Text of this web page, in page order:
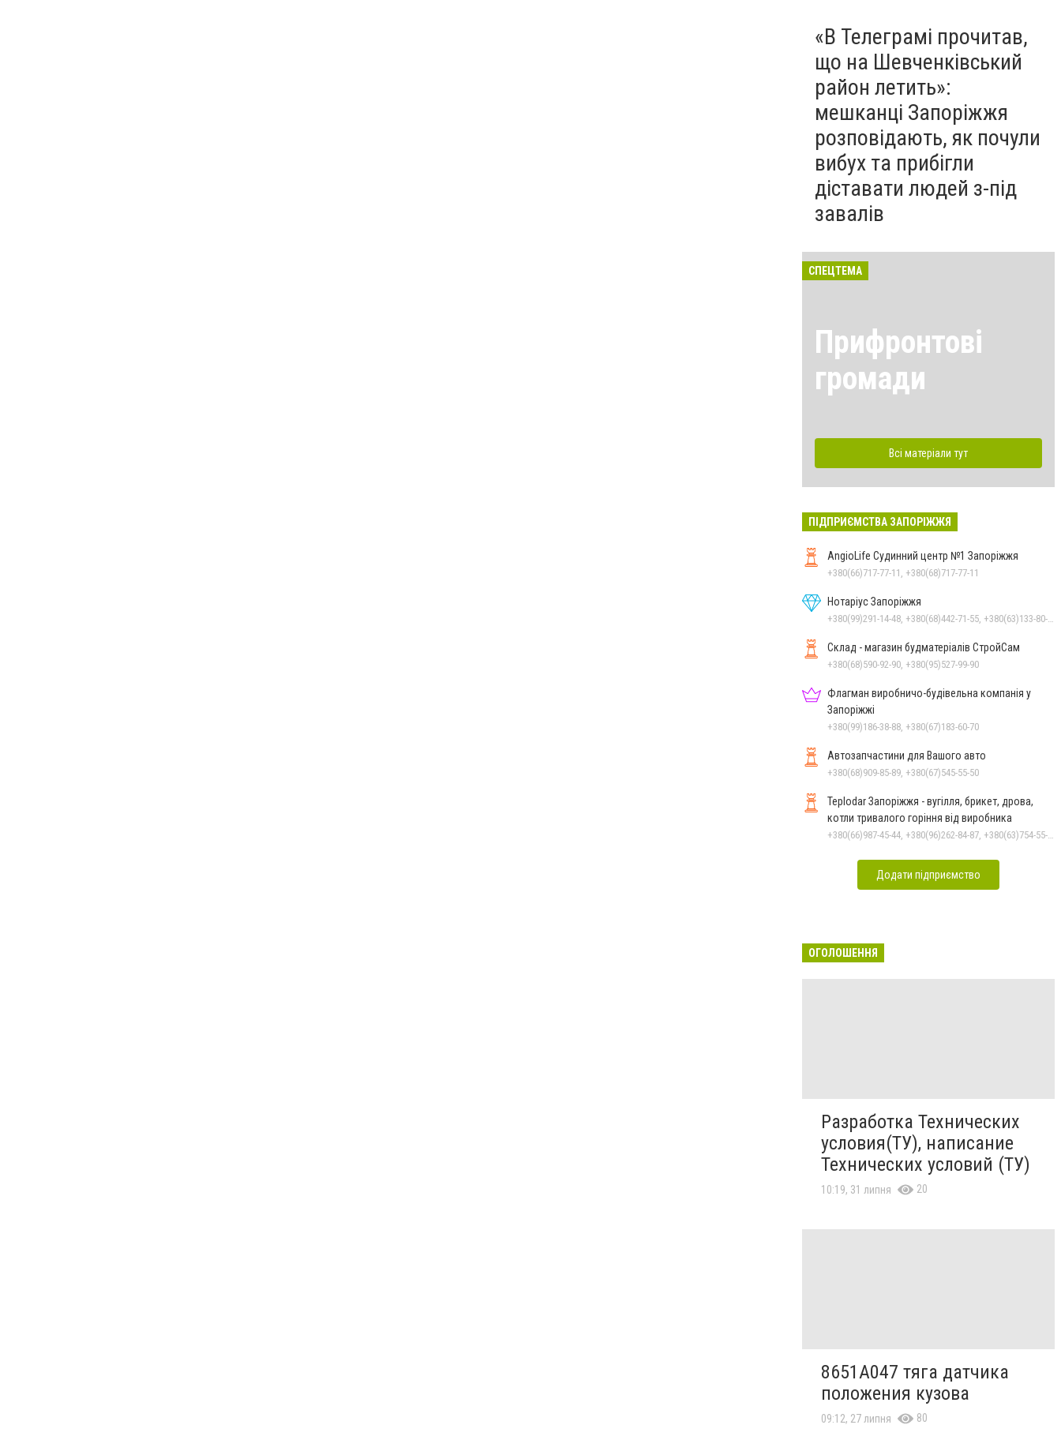
«В Телеграмі прочитав,
що на Шевченківський
район летить»:
мешканці Запоріжжя
розповідають, як почули
вибух та прибігли
діставати людей з-під
завалів
СПЕЦТЕМА
Прифронтові
громади
Всі матеріали тут
ПІДПРИЄМСТВА ЗАПОРІЖЖЯ
AngioLife Судинний центр №1 Запоріжжя
+380(66)717-77-11, +380(68)717-77-11
Нотаріус Запоріжжя
Склад - магазин будматеріалів СтройСам
+380(68)590-92-90, +380(95)527-99-90
Флагман виробничо-будівельна компанія у
Запоріжжі
+380(99)186-38-88, +380(67)183-60-70
Автозапчастини для Вашого авто
+380(68)909-85-89, +380(67)545-55-50
Teplodar Запоріжжя - вугілля, брикет, дрова,
котли тривалого горіння від виробника
Додати підприємство
ОГОЛОШЕННЯ
Разработка Технических
условия(ТУ), написание
Технических условий (ТУ)
10:19, 31 липня 20
8651A047 тяга датчика
положения кузова
09:12, 27 липня 80